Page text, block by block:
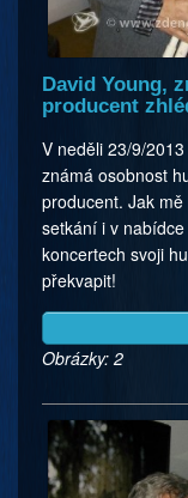
David Young,
producent
V neděli 23/9/
známá osobnost
producent. Jak
setkání i v
koncertech svoji
překvapit!
Obrázky: 2